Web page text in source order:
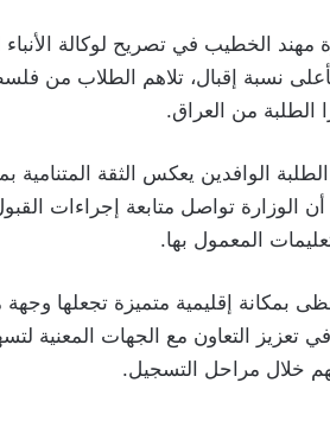
مهند الخطيب في تصريح لوكالة الأنباء
الطلبة من العراق.
الوافدين يعكس الثقة المتنامية
أن الوزارة تواصل متابعة إجراءات
المعمول بها.
بمكانة إقليمية متميزة تجعلها
في تعزيز التعاون مع الجهات المعنية
خلال مراحل التسجيل.